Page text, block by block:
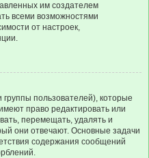
им создателем
всеми возможностями
от настроек,
пользователей), которые
право редактировать или
перемещать, удалять и
они отвечают. Основные задачи
содержания сообщений